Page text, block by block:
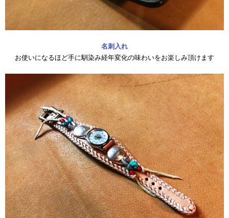
名刺入れ
お使いになるほど手に馴染み経年変化の味わいをお楽しみ頂けます